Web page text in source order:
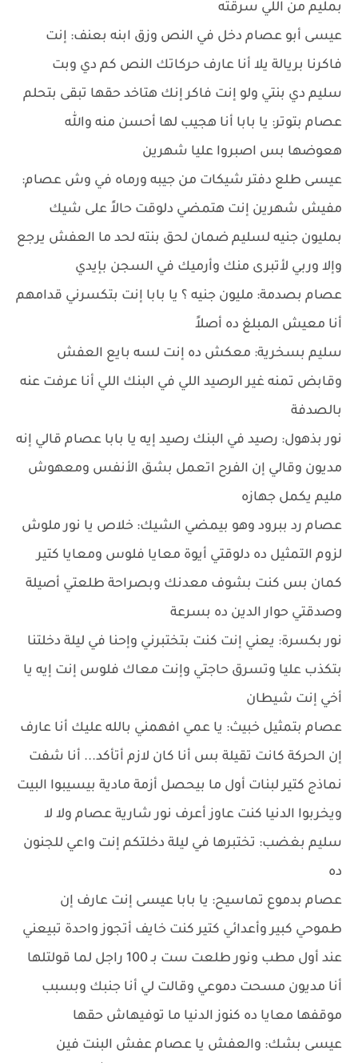
بمليم من اللي سرقته
عيسى أبو عصام دخل في النص وزق ابنه بعنف: إنت
فاكرنا بريالة يلا أنا عارف حركاتك النص كم دي وبت
سليم دي بنتي ولو إنت فاكر إنك هتاخد حقها تبقى بتحلم
عصام بتوتر: يا بابا أنا هجيب لها أحسن منه والله
هعوضها بس اصبروا عليا شهرين
عيسى طلع دفتر شيكات من جيبه ورماه في وش عصام:
مفيش شهرين إنت هتمضي دلوقت حالاً على شيك
بمليون جنيه لسليم ضمان لحق بنته لحد ما العفش يرجع
وإلا وربي لأتبرى منك وأرميك في السجن بإيدي
عصام بصدمة: مليون جنيه ؟ يا بابا إنت بتكسرني قدامهم
أنا معيش المبلغ ده أصلاً
سليم بسخرية: معكش ده إنت لسه بايع العفش
وقابض تمنه غير الرصيد اللي في البنك اللي أنا عرفت عنه
بالصدفة
نور بذهول: رصيد في البنك رصيد إيه يا بابا عصام قالي إنه
مديون وقالي إن الفرح اتعمل بشق الأنفس ومعهوش
مليم يكمل جهازه
عصام رد ببرود وهو بيمضي الشيك: خلاص يا نور ملوش
لزوم التمثيل ده دلوقتي أيوة معايا فلوس ومعايا كتير
كمان بس كنت بشوف معدنك وبصراحة طلعتي أصيلة
وصدقتي حوار الدين ده بسرعة
نور بكسرة: يعني إنت كنت بتختبرني وإحنا في ليلة دخلتنا
بتكذب عليا وتسرق حاجتي وإنت معاك فلوس إنت إيه يا
أخي إنت شيطان
عصام بتمثيل خبيث: يا عمي افهمني بالله عليك أنا عارف
إن الحركة كانت تقيلة بس أنا كان لازم أتأكد... أنا شفت
نماذج كتير لبنات أول ما بيحصل أزمة مادية بيسيبوا البيت
ويخربوا الدنيا كنت عاوز أعرف نور شارية عصام ولا لا
سليم بغضب: تختبرها في ليلة دخلتكم إنت واعي للجنون
ده
عصام بدموع تماسيح: يا بابا عيسى إنت عارف إن
طموحي كبير وأعدائي كتير كنت خايف أتجوز واحدة تبيعني
عند أول مطب ونور طلعت ست بـ 100 راجل لما قولتلها
أنا مديون مسحت دموعي وقالت لي أنا جنبك وبسبب
موقفها معايا ده كنوز الدنيا ما توفيهاش حقها
عيسى بشك: والعفش يا عصام عفش البنت فين